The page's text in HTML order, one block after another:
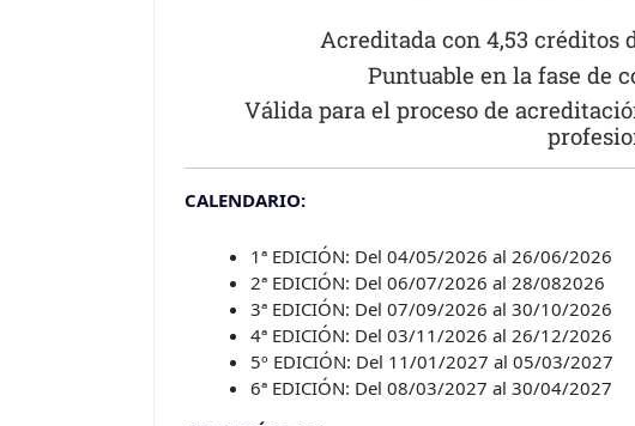
Acreditada con 4,53 créditos
Puntuable en la fase de
Válida para el proceso de
CALENDARIO:
1ª EDICIÓN: Del 04/05/2026 al 26/06/2026
2ª EDICIÓN: Del 06/07/2026 al 28/082026
3ª EDICIÓN: Del 07/09/2026 al 30/10/2026
4ª EDICIÓN: Del 03/11/2026 al 26/12/2026
5º EDICIÓN: Del 11/01/2027 al 05/03/2027
6ª EDICIÓN: Del 08/03/2027 al 30/04/2027